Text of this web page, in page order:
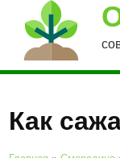
Как